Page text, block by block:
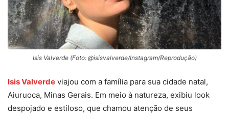
Isis Valverde (Foto: @isisvalverde/Instagram/Reprodução)
Isis Valverde viajou com a família para sua cidade natal,
Aiuruoca, Minas Gerais. Em meio à natureza, exibiu look
despojado e estiloso, que chamou atenção de seus